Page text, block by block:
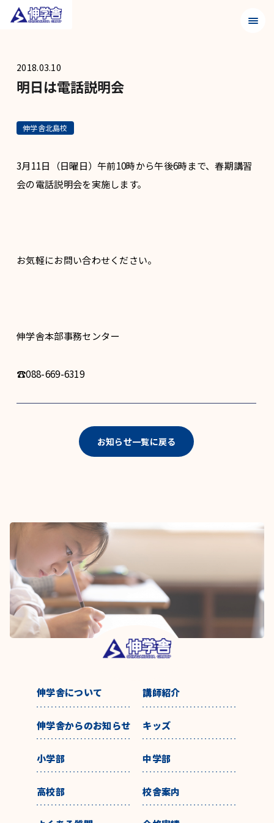
メニ
2018.03.10
明日は電話説明会
伸学舎北島校
3月11日（日曜日）午前10時から午後6時まで、春期講習
会の電話説明会を実施します。
お気軽にお問い合わせください。
伸学舎本部事務センター
☎088-669-6319
お知らせ一覧に戻る
伸学舎について 講師紹介
伸学舎からのお知らせ キッズ
小学部 中学部
高校部 校舎案内